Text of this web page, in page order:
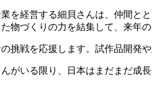
を経営する細貝さんは、仲間と
物づくりの力を結集して、来年
戦を応援します。試作品開発
いる限り、日本はまだまだ成長